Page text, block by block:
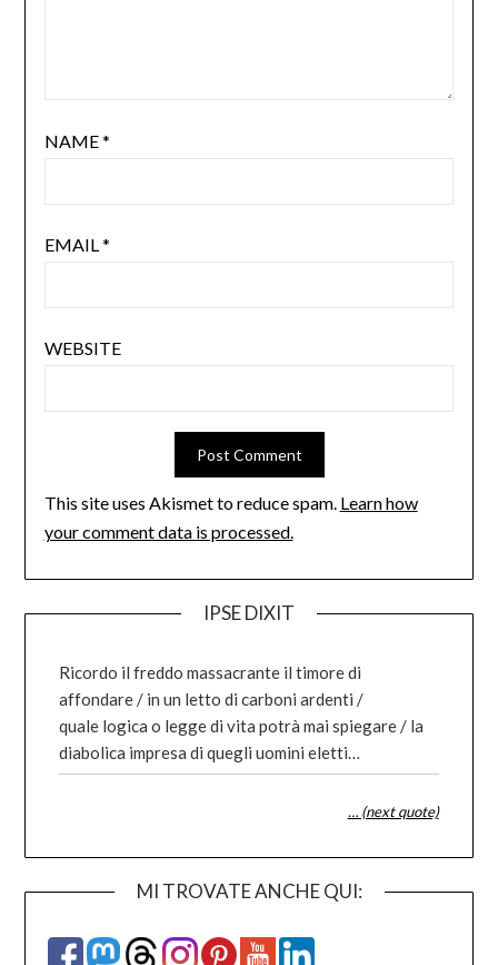
NAME*
EMAIL*
WEBSITE
This site uses Akismet to reduce spam. Learn how
your comment data is processed.
IPSE DIXIT
Ricordo il freddo massacrante il timore di
affondare / in un letto di carboni ardenti /
quale logica o legge di vita potrà mai spiegare / la
diabolica impresa di quegli uomini eletti…
… (next quote)
MI TROVATE ANCHE QUI: